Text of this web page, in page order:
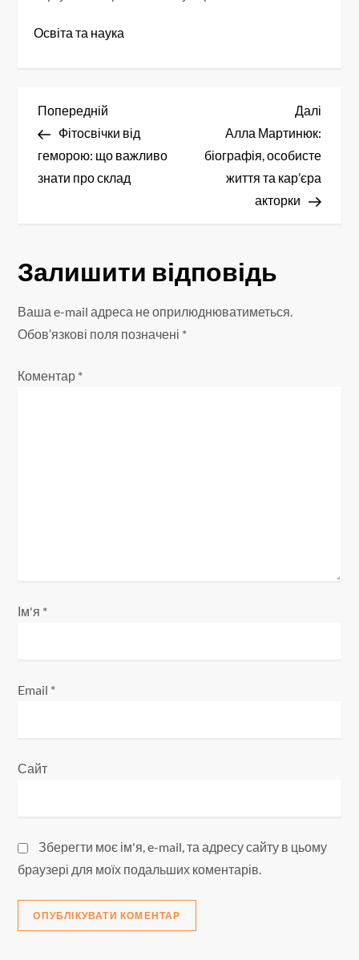
Освіта та наука
Н
а
в
а
ц
і
Попередній
запис
Попередній
Фітосвічки від
геморою: що важливо
знати про склад
запис
Далі
Алла Мартинюк:
біографія, особисте
життя та кар’єра
акторки
Залишити відповідь
Ваша e-mail адреса не оприлюднюватиметься.
Обов’язкові поля позначені *
Коментар *
Ім'я *
Email *
Сайт
Зберегти моє ім'я, e-mail, та адресу сайту в цьому
браузері для моїх подальших коментарів.